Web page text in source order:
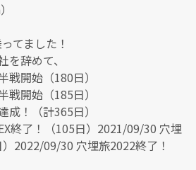
てました！
辞めて、
戦開始（180日）
戦開始（185日）
！（計365日）
終了！（105日）2021/09/30 穴埋
2022/09/30 穴埋旅2022終了！